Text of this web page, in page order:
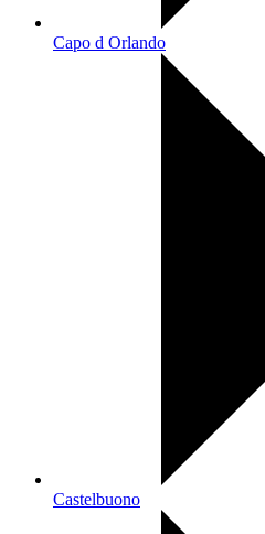
Capo d Orlando
Castelbuono